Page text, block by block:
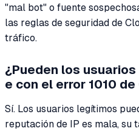
"mal bot" o fuente
las reglas de seguridad de
tráfico.
¿Pueden los
e con el error 1010
Sí. Los usuarios legítimos
reputación de IP es mala, su